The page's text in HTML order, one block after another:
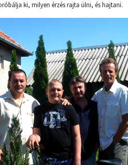
ki, milyen érzés rajta ülni, és hajtani.